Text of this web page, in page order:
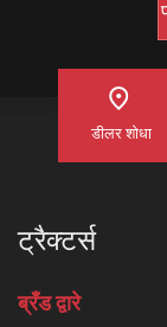
डीलर शोधा
ट्रैक्टर्स
ब्रँड द्वारे